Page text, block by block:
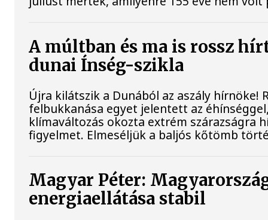
A múltban és ma is rossz
dunai Ínség-szikla
Újra kilátszik a Dunából az aszály hírnöke!
felbukkanása egyet jelentett az
klímaváltozás okozta extrém szárazságra
figyelmet. Elmeséljük a baljós kőtömb
Magyar Péter:
energiaellátása stabil